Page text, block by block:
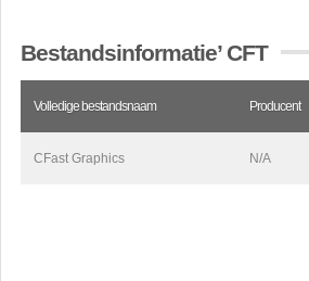
Bestandsinformatie’ CFT
Volledige bestandsnaam Producent
CFast Graphics N/A